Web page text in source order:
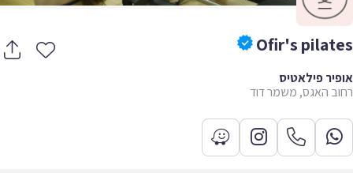
Ofir's
פילאטיס
האגס, משמר דוד